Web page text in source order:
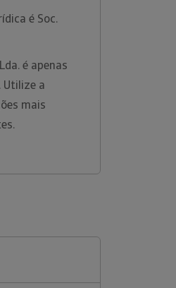
é Soc.
é apenas
Utilize a
mais